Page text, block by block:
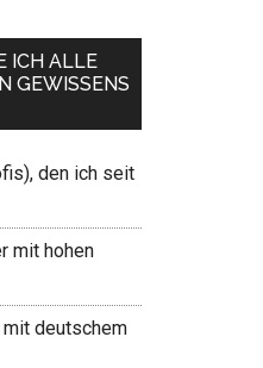
ICH ALLE
GEWISSENS
den ich seit
mit hohen
deutschem